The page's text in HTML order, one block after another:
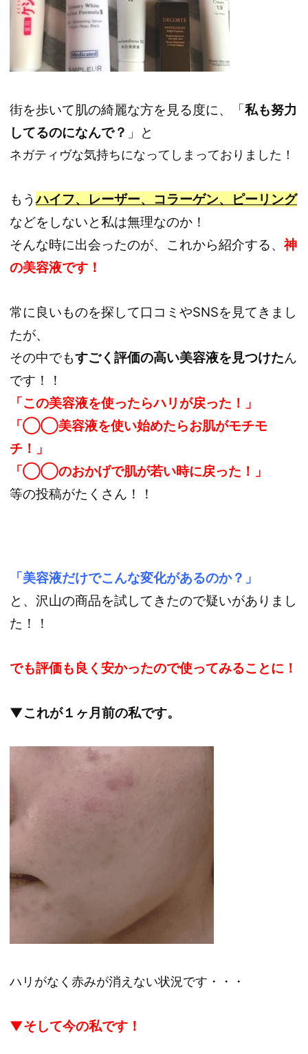
街を歩いて肌の綺麗な方を見る度に、「私も努力
してるのになんで？ 」と
ネガティヴな気持ちになってしまっておりました！
もうハイフ、レーザー、コラーゲン、ピーリング
などをしないと私は無理なのか！
そんな時に出会ったのが、これから紹介する、神
の美容液です！
常に良いものを探して口コミやSNSを見てきまし
たが、
その中でもすごく評価の高い美容液を見つけたん
です！！
「この美容液を使ったらハリが戻った！」
「◯◯美容液を使い始めたらお肌がモチモ
チ！」
「◯◯のおかげで肌が若い時に戻った！」
等の投稿がたくさん！！
「美容液だけでこんな変化があるのか？」
と、沢山の商品を試してきたので疑いがありまし
た！！
でも評価も良く安かったので使ってみることに！
▼これが１ヶ月前の私です。
ハリがなく赤みが消えない状況です・・・
▼そして今の私です！